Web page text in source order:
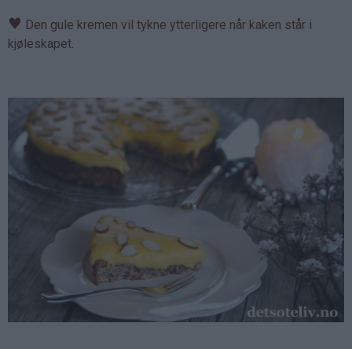
♥ Den gule kremen vil tykne ytterligere når kaken står i
kjøleskapet.